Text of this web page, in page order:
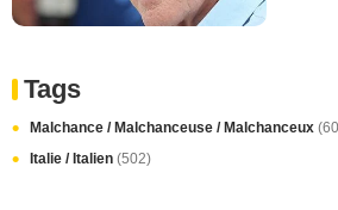
Tags
Malchance / Malchanceuse / Malchanceux
Italie / Italien (502)